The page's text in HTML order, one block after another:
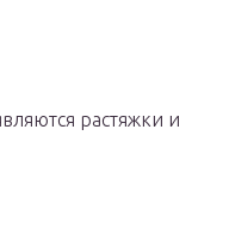
растяжки и